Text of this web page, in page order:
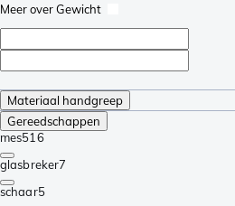
Meer over Gewicht
Materiaal handgreep
Gereedschappen
mes516
glasbreker7
schaar5